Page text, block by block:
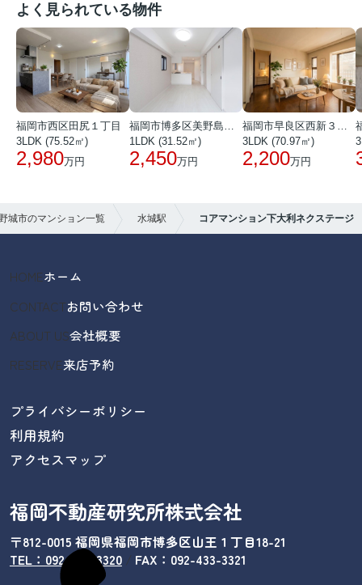
よく見られている物件
福岡市西区田尻１丁目
3LDK (75.52㎡)
2,980万円
1LDK (31.52㎡)
2,450万円
3LDK (70.97㎡)
2,200万円
城市のマンション一覧 水城駅 コアマンション下大利ネクステージ
HOMEホーム
CONTACTお問い合わせ
ABOUT US会社概要
RESERVE来店予約
プライバシーポリシー
利用規約
アクセスマップ
福岡不動産研究所株式会社
〒812-0015 福岡県福岡市博多区山王１丁目18-21
TEL：092-433-3320/ FAX：092-433-3321